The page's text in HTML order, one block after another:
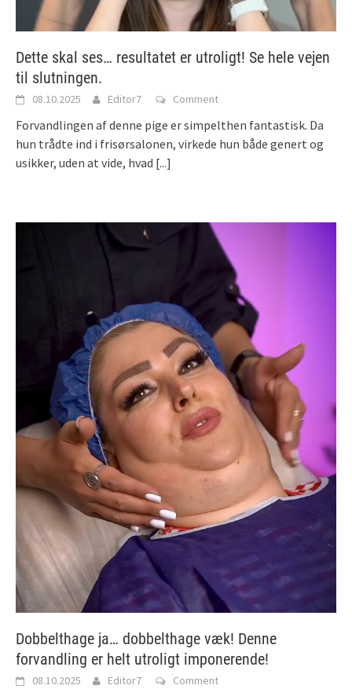
Dette skal ses… resultatet er utroligt! Se hele vejen
til slutningen.
08.10.2025 Editor7 Comment
Forvandlingen af denne pige er simpelthen fantastisk. Da
hun trådte ind i frisørsalonen, virkede hun både genert og
usikker, uden at vide, hvad [...]
Dobbelthage ja… dobbelthage væk! Denne
forvandling er helt utroligt imponerende!
08.10.2025 Editor7 Comment